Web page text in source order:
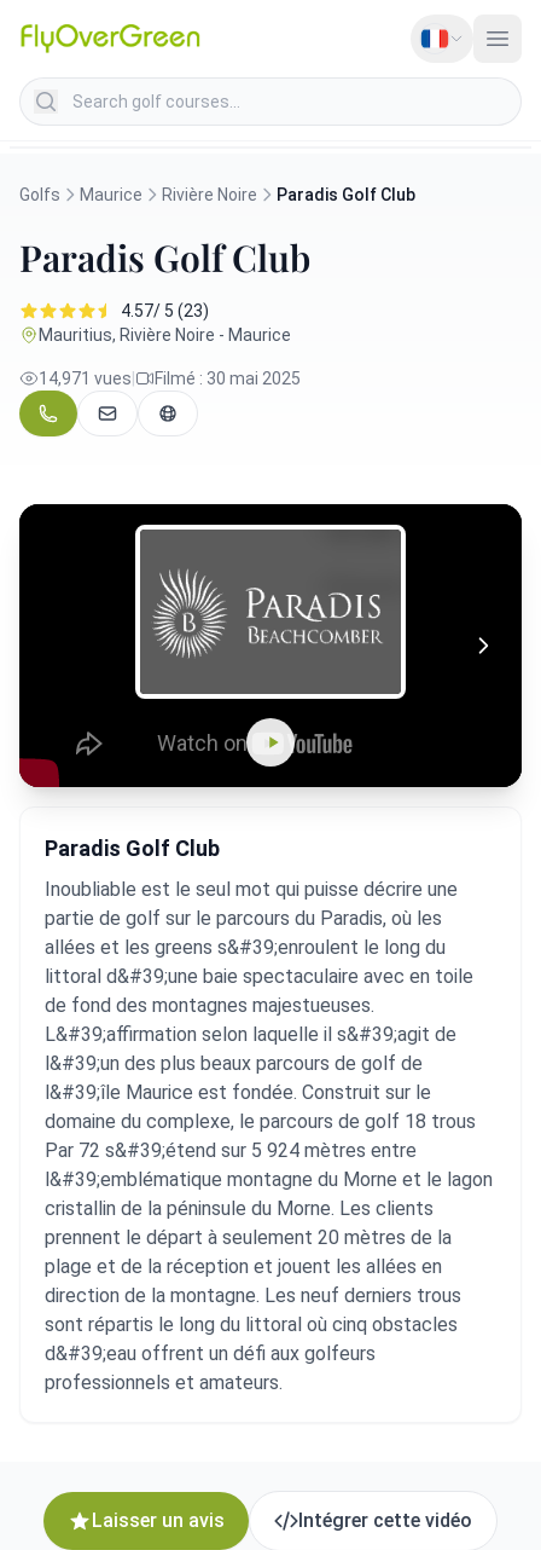
Search golf courses
Golfs Maurice Rivière Noire Paradis Golf Club
Paradis Golf Club
4.57/ 5 (23)
Mauritius, Rivière Noire - Maurice
14,971 vues Filmé : 30 mai 2025
Paradis Golf Club
Inoubliable est le seul mot qui puisse décrire une
partie de golf sur le parcours du Paradis, où les
allées et les greens s&#39;enroulent le long du
littoral d&#39;une baie spectaculaire avec en toile
de fond des montagnes majestueuses.
L&#39;affirmation selon laquelle il s&#39;agit de
l&#39;un des plus beaux parcours de golf de
l&#39;île Maurice est fondée. Construit sur le
domaine du complexe, le parcours de golf 18 trous
Par 72 s&#39;étend sur 5 924 mètres entre
l&#39;emblématique montagne du Morne et le lagon
cristallin de la péninsule du Morne. Les clients
prennent le départ à seulement 20 mètres de la
plage et de la réception et jouent les allées en
direction de la montagne. Les neuf derniers trous
sont répartis le long du littoral où cinq obstacles
d&#39;eau offrent un défi aux golfeurs
professionnels et amateurs.
Laisser un avis Intégrer cette vidéo